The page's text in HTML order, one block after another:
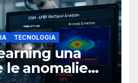
TECNOLOGIA
una
le anomalie